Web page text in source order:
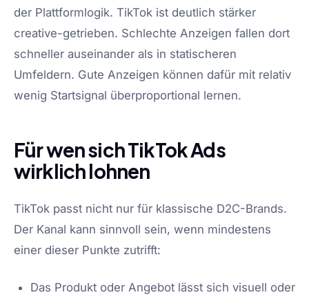
der Plattformlogik. TikTok ist deutlich stärker
creative-getrieben. Schlechte Anzeigen fallen dort
schneller auseinander als in statischeren
Umfeldern. Gute Anzeigen können dafür mit relativ
wenig Startsignal überproportional lernen.
Für wen sich TikTok Ads
wirklich lohnen
TikTok passt nicht nur für klassische D2C-Brands.
Der Kanal kann sinnvoll sein, wenn mindestens
einer dieser Punkte zutrifft:
Das Produkt oder Angebot lässt sich visuell oder